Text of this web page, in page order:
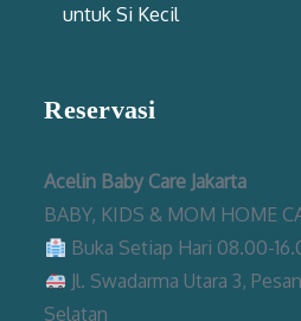
untuk Si Kecil
Reservasi
Acelin Baby Care Jakarta
BABY, KIDS & MOM HOME
Buka Setiap Hari 08.00-
Jl. Swadarma Utara 3,
Selatan